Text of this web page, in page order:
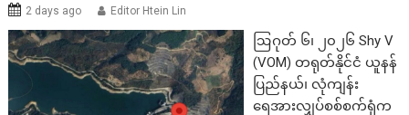
2 days ago Editor Htein Lin
ဩဂုတ် ၆၊ ၂၀၂၆ Shy V
(VOM) တရုတ်နိုင်ငံ ယူနန်
ပြည်နယ်၊ လုံကျန်း
ရေအားလျှပ်စစ်စက်ရုံက